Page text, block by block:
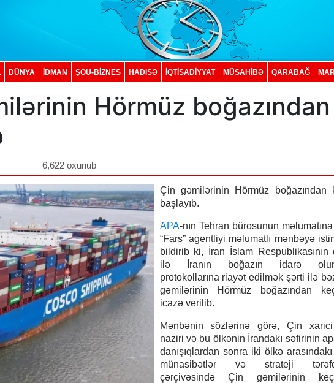
DÜNYA İDMAN ŞOU-BİZNES HADISƏ İQTISADIYYAT MÜSAHİBƏ QARABAĞ
Hörmüz boğazından
6,622 oxunub
Çin gəmilərinin Hörmüz boğazından
başlayıb.
APA-nın Tehran bürosunun
“Fars” agentliyi məlumatlı mənbəyə
bildirib ki, İran İslam Respublikasının
ilə İranın boğazın idarə
protokollarına riayət edilmək şərti ilə
gəmilərinin Hörmüz boğazından
icazə verilib.
Mənbənin sözlərinə görə, Çin
naziri və bu ölkənin İrandakı səfirinin
danışıqlardan sonra iki ölkə
münasibətlər və strateji
çərçivəsində Çin gəmilərinin